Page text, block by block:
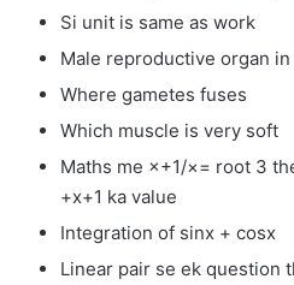
Si unit is same as work
Male reproductive organ
Where gametes fuses
Which muscle is very soft
Maths me ×+1/×= root 3
+x+1 ka value
Integration of sinx + cosx
Linear pair se ek question